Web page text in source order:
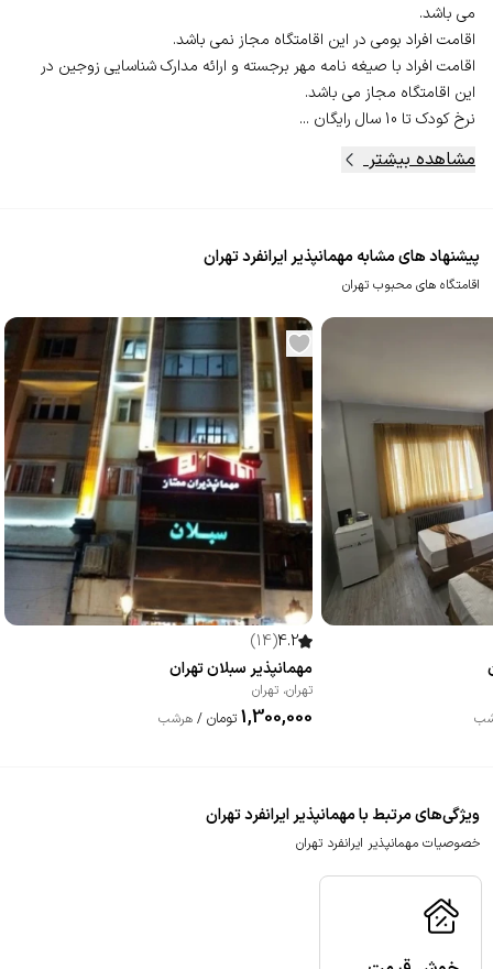
اقامت افراد با صیغه نامه مهر برجسته و ارائه مدارک شناسایی زوجین در
نرخ کودک تا 10 سال رایگان ...
مشاهده بیشتر
پیشنهاد های مشابه مهمانپذیر ایرانفرد تهران
اقامتگاه های محبوب تهران
4.2
(
14
)
مهمانپذیر سبلان تهران
تهران، تهران
1,300,000 تومان / هرشب
ویژگی‌های مرتبط با مهمانپذیر ایرانفرد تهران
خصوصیات مهمانپذیر ایرانفرد تهران